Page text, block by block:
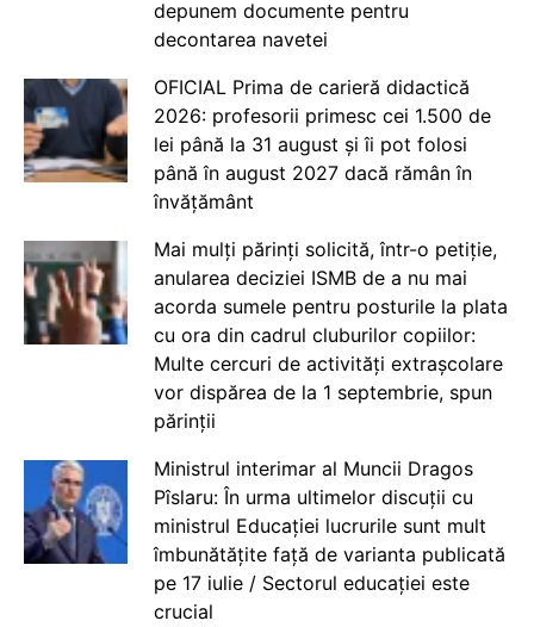
depunem documente pentru
decontarea navetei
OFICIAL Prima de carieră didactică
2026: profesorii primesc cei 1.500 de
lei până la 31 august și îi pot folosi
până în august 2027 dacă rămân în
învățământ
Mai mulți părinți solicită, într-o petiție,
anularea deciziei ISMB de a nu mai
acorda sumele pentru posturile la plata
cu ora din cadrul cluburilor copiilor:
Multe cercuri de activități extrașcolare
vor dispărea de la 1 septembrie, spun
părinții
Ministrul interimar al Muncii Dragos
Pîslaru: În urma ultimelor discuții cu
ministrul Educației lucrurile sunt mult
îmbunătățite față de varianta publicată
pe 17 iulie / Sectorul educației este
crucial